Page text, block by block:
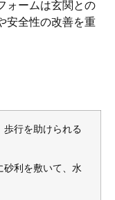
ォームは玄関との
安全性の改善を重
歩行を助けられる
砂利を敷いて、水